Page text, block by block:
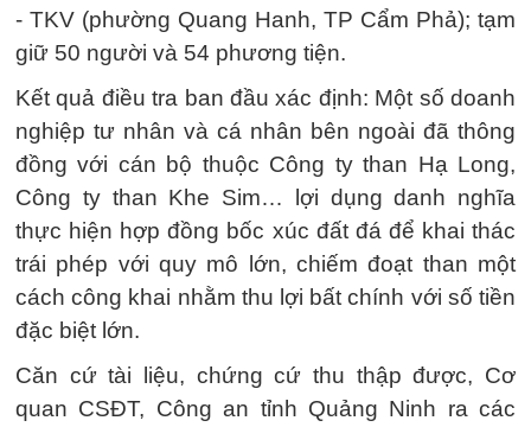
- TKV (phường Quang Hanh, TP Cẩm Phả); tạm
giữ 50 người và 54 phương tiện.
Kết quả điều tra ban đầu xác định: Một số doanh
nghiệp tư nhân và cá nhân bên ngoài đã thông
đồng với cán bộ thuộc Công ty than Hạ Long,
Công ty than Khe Sim… lợi dụng danh nghĩa
thực hiện hợp đồng bốc xúc đất đá để khai thác
trái phép với quy mô lớn, chiếm đoạt than một
cách công khai nhằm thu lợi bất chính với số tiền
đặc biệt lớn.
Căn cứ tài liệu, chứng cứ thu thập được, Cơ
quan CSĐT, Công an tỉnh Quảng Ninh ra các